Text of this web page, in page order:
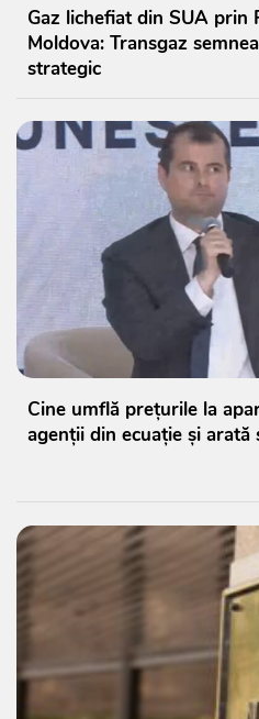
Gaz lichefiat din SUA prin
Moldova: Transgaz
strategic
Cine umflă prețurile la
agenții din ecuație și